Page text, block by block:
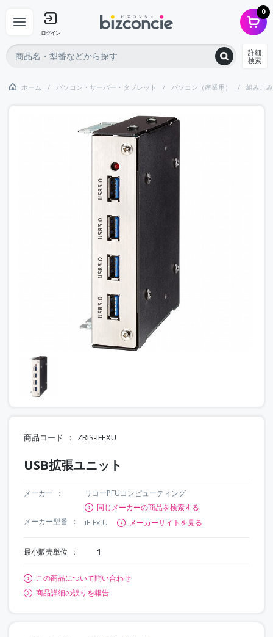
ログイン
0
詳細
検索
ホーム パソコン・サーバー・タブレット パソコン（産業用） 組みこ
商品コード ZRIS-IFEXU
USB拡張ユニット
メーカー
リコーPFUコンピューティング
同じメーカーの商品を検索する
メーカー型番
iF-Ex-U メーカーサイトを見る
最小販売単位 1
この商品について問い合わせ
商品詳細の誤りを報告